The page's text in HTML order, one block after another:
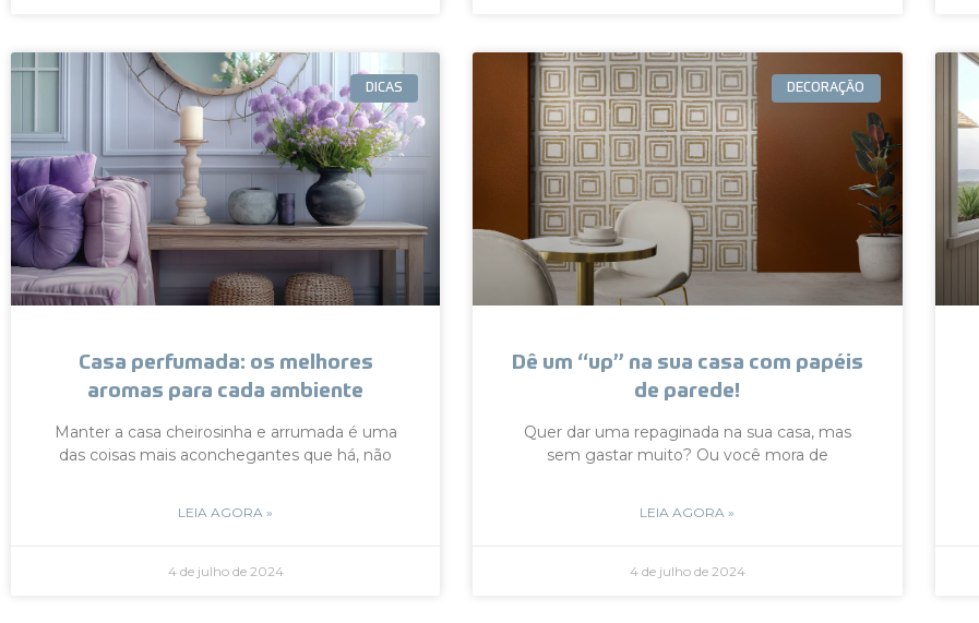
DICAS
Casa perfumada: os melhores
aromas para cada ambiente
Manter a casa cheirosinha e arrumada é uma
das coisas mais aconchegantes que há, não
LEIA AGORA »
4 de julho de 2024
DECORAÇÃO
Dê um “up” na sua casa com papéis
de parede!
Quer dar uma repaginada na sua casa, mas
sem gastar muito? Ou você mora de
LEIA AGORA »
4 de julho de 2024